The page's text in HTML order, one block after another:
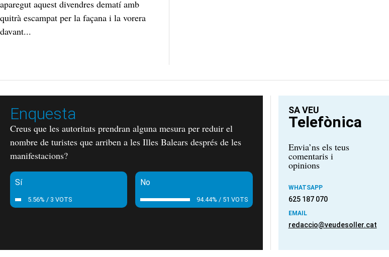
aparegut aquest divendres dematí amb
quitrà escampat per la façana i la vorera
davant...
Enquesta
Creus que les autoritats prendran alguna mesura per reduir el
nombre de turistes que arriben a les Illes Balears després de les
manifestacions?
Sí
5.56% / 3 VOTS
No
94.44% / 51 VOTS
SA VEU
Telefònica
Envia’ns els teus
comentaris i
opinions
WHATSAPP
625 187 070
EMAIL
redaccio@veudesoller.cat